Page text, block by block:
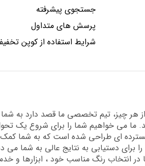
جستجوی پیشرفته
پرسش های متداول
شرایط استفاده از کوپن
هر چیز، تیم تخصصی ما قصد دارد به شما
ما می خواهیم شما را برای شروع یک
ای طراحی شده است که به شما کمک
در انتخاب رنگ مناسب خود ، ابزارها و